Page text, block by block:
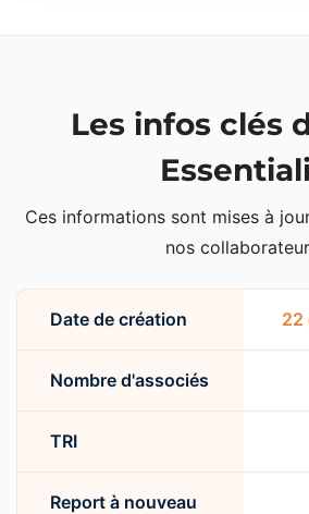
Les infos clés
Ces informations sont mises à
nos
Date de création 22
Nombre d'associés
TRI
Report à nouveau